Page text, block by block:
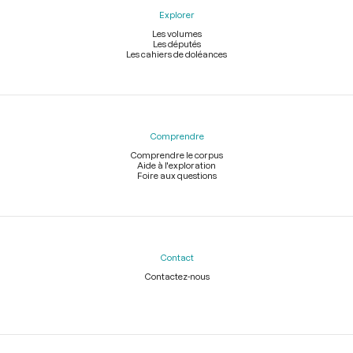
Explorer
Les volumes
Les députés
Les cahiers de doléances
Comprendre
Comprendre le corpus
Aide à l'exploration
Foire aux questions
Contact
Contactez-nous
Légal